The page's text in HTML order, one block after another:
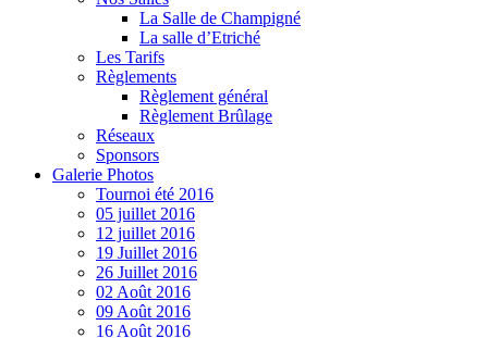
La Salle de Champigné
La salle d’Etriché
Les Tarifs
Règlements
Règlement général
Règlement Brûlage
Réseaux
Sponsors
Galerie Photos
Tournoi été 2016
05 juillet 2016
12 juillet 2016
19 Juillet 2016
26 Juillet 2016
02 Août 2016
09 Août 2016
16 Août 2016